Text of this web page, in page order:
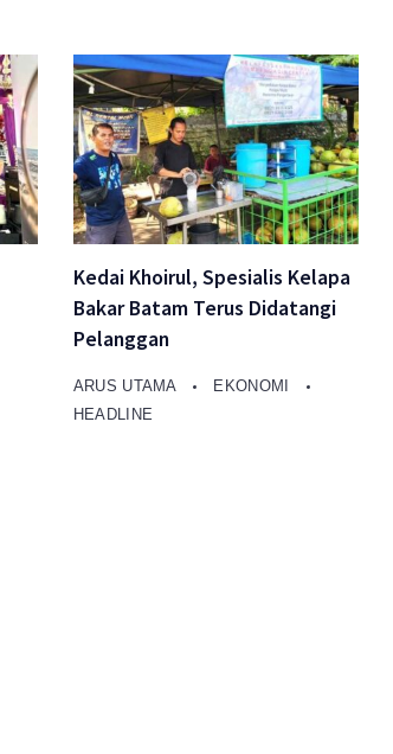
Kedai Khoirul, Spesialis Kelapa
Bakar Batam Terus Didatangi
Pelanggan
ARUS UTAMA
EKONOMI
HEADLINE